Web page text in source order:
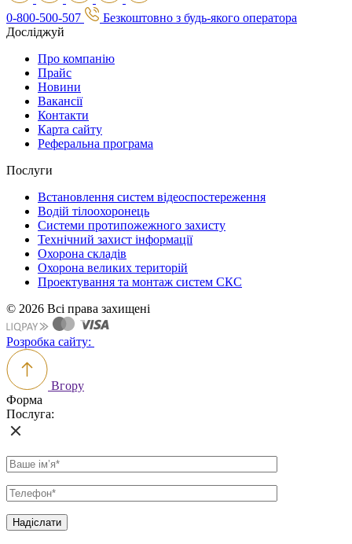
0-800-500-507
Безкоштовно з будь-якого оператора
Досліджуй
Про компанію
Прайс
Новини
Вакансії
Контакти
Карта сайту
Реферальна програма
Послуги
Встановлення систем відеоспостереження
Водій тілоохоронець
Системи протипожежного захисту
Технічний захист інформації
Охорона складів
Охорона великих територій
Проектування та монтаж систем СКС
© 2026 Всі права захищені
Розробка сайту:
Вгору
Форма
Послуга: